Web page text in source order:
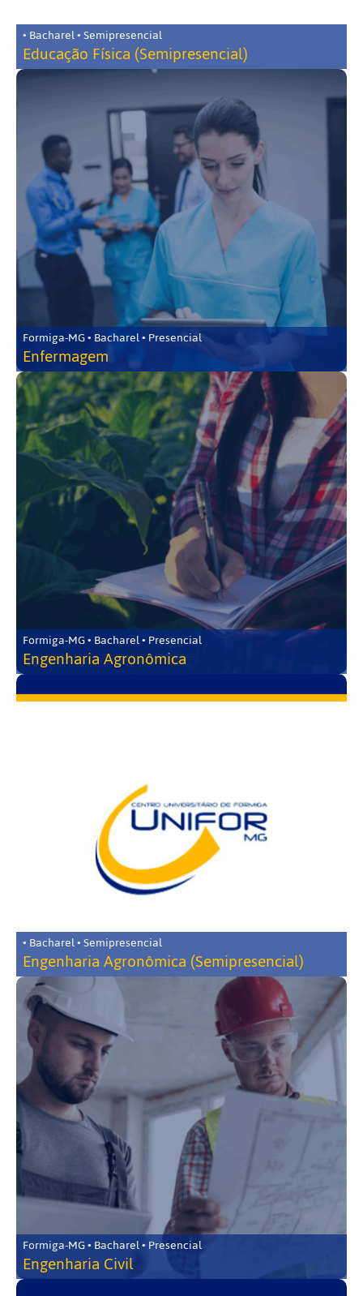
• Bacharel • Semipresencial
Educação Física (Semipresencial)
Formiga-MG • Bacharel • Presencial
Enfermagem
Formiga-MG • Bacharel • Presencial
Engenharia Agronômica
• Bacharel • Semipresencial
Engenharia Agronômica (Semipresencial)
Formiga-MG • Bacharel • Presencial
Engenharia Civil